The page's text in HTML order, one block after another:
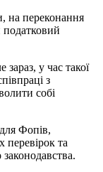
на переконання
податковий
у час такої
з
собі
Фопів,
перевірок та